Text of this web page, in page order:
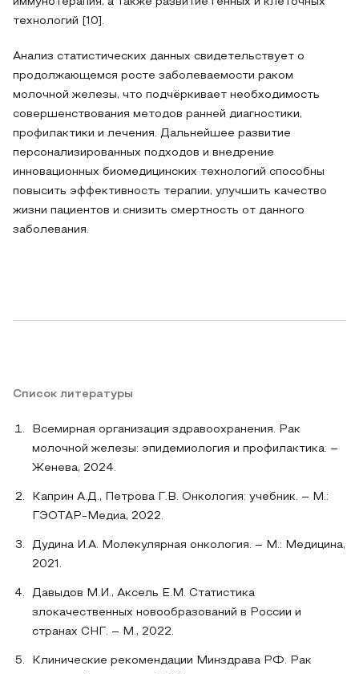
технологий [10].
Анализ статистических данных свидетельствует о
продолжающемся росте заболеваемости раком
молочной железы, что подчёркивает необходимость
совершенствования методов ранней диагностики,
профилактики и лечения. Дальнейшее развитие
персонализированных подходов и внедрение
инновационных биомедицинских технологий способны
повысить эффективность терапии, улучшить качество
жизни пациентов и снизить смертность от данного
заболевания.
Список литературы
Всемирная организация здравоохранения. Рак
молочной железы: эпидемиология и профилактика. –
Женева, 2024.
Каприн А.Д., Петрова Г.В. Онкология: учебник. – М.:
ГЭОТАР-Медиа, 2022.
Дудина И.А. Молекулярная онкология. – М.: Медицина,
2021.
Давыдов М.И., Аксель Е.М. Статистика
злокачественных новообразований в России и
странах СНГ. – М., 2022.
Клинические рекомендации Минздрава РФ. Рак